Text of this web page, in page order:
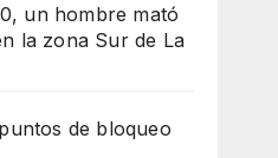
un hombre mató
la zona Sur de La
de bloqueo